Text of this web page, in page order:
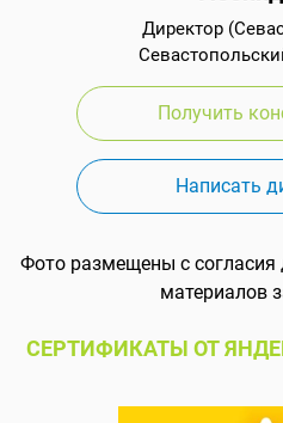
Директор
Получить
Написать
Фото размещены с согласия
материалов
СЕРТИФИКАТЫ ОТ